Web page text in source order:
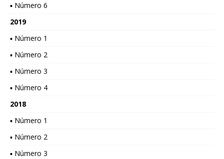
▪ Número 6
2019
▪ Número 1
▪ Número 2
▪ Número 3
▪ Número 4
2018
▪ Número 1
▪ Número 2
▪ Número 3